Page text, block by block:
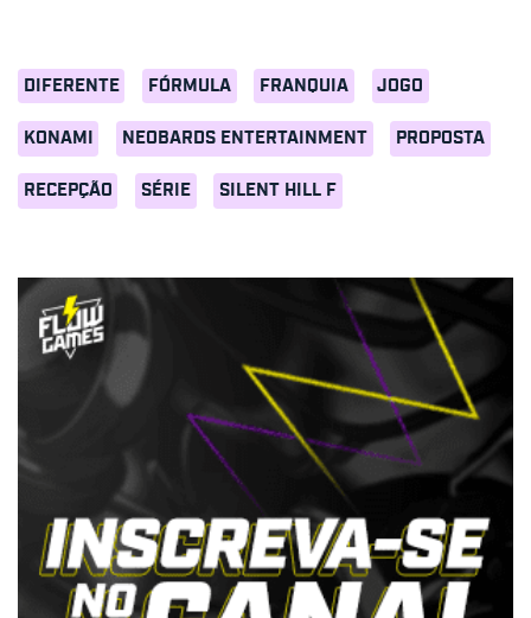
DIFERENTE FÓRMULA FRANQUIA JOGO
KONAMI NEOBARDS ENTERTAINMENT PROPOSTA
RECEPÇÃO SÉRIE SILENT HILL F